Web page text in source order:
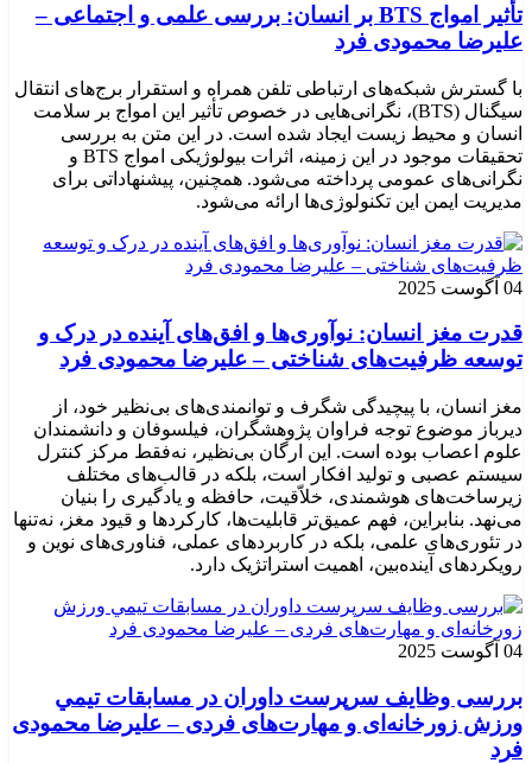
تأثیر امواج BTS بر انسان: بررسی علمی و اجتماعی –
علیرضا محمودی فرد
با گسترش شبکه‌های ارتباطی تلفن همراه و استقرار برج‌های انتقال
سیگنال (BTS)، نگرانی‌هایی در خصوص تأثیر این امواج بر سلامت
انسان و محیط زیست ایجاد شده است. در این متن به بررسی
تحقیقات موجود در این زمینه، اثرات بیولوژیکی امواج BTS و
نگرانی‌های عمومی پرداخته می‌شود. همچنین، پیشنهاداتی برای
مدیریت ایمن این تکنولوژی‌ها ارائه می‌شود.
04 آگوست 2025
قدرت مغز انسان: نوآوری‌ها و افق‌های آینده در درک و
توسعه ظرفیت‌های شناختی – علیرضا محمودی فرد
مغز انسان، با پیچیدگی شگرف و توانمندی‌های بی‌نظیر خود، از
دیرباز موضوع توجه فراوان پژوهشگران، فیلسوفان و دانشمندان
علوم اعصاب بوده است. این ارگان بی‌نظیر، نه‌فقط مرکز کنترل
سیستم عصبی و تولید افکار است، بلکه در قالب‌های مختلف
زیرساخت‌های هوشمندی، خلاّقیت، حافظه و یادگیری را بنیان
می‌نهد. بنابراین، فهم عمیق‌تر قابلیت‌ها، کارکردها و قیود مغز، نه‌تنها
در تئوری‌های علمی، بلکه در کاربردهای عملی، فناوری‌های نوین و
رویکردهای آینده‌بین، اهمیت استراتژیک دارد.
04 آگوست 2025
بررسی وظايف سرپرست داوران در مسابقات تیمي
ورزش زورخانه‌ای و مهارت‌های فردی – علیرضا محمودی
فرد